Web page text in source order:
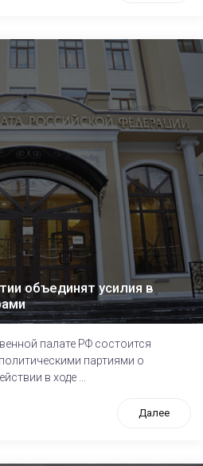
объединят усилия в
палате РФ состоится
партиями о
в ходе ...
Далее